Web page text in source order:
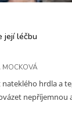
její léčbu
MOCKOVÁ
hrdla a
nepříjemnou